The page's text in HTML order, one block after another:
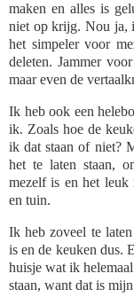
maken en alles is
niet op krijg. Nou ja,
het simpeler voor
deleten. Jammer
maar even de
Ik heb ook een
ik. Zoals hoe de
ik dat staan of niet?
het te laten staan,
mezelf is en het leuk
en tuin.
Ik heb zoveel te
is en de keuken dus.
huisje wat ik
staan, want dat is